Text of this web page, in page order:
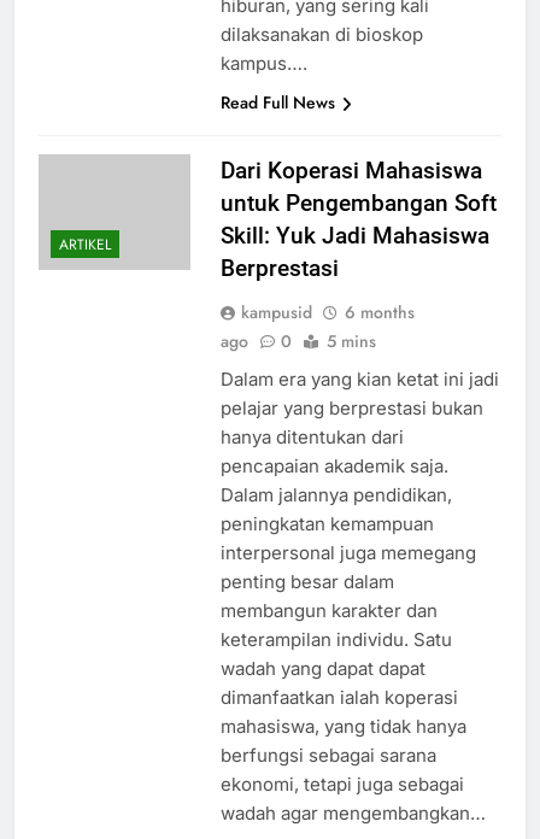
hiburan, yang sering kali
dilaksanakan di bioskop
kampus….
Read Full News
ARTIKEL
Dari Koperasi Mahasiswa
untuk Pengembangan Soft
Skill: Yuk Jadi Mahasiswa
Berprestasi
kampusid
6 months
ago
0 5 mins
Dalam era yang kian ketat ini jadi
pelajar yang berprestasi bukan
hanya ditentukan dari
pencapaian akademik saja.
Dalam jalannya pendidikan,
peningkatan kemampuan
interpersonal juga memegang
penting besar dalam
membangun karakter dan
keterampilan individu. Satu
wadah yang dapat dapat
dimanfaatkan ialah koperasi
mahasiswa, yang tidak hanya
berfungsi sebagai sarana
ekonomi, tetapi juga sebagai
wadah agar mengembangkan…